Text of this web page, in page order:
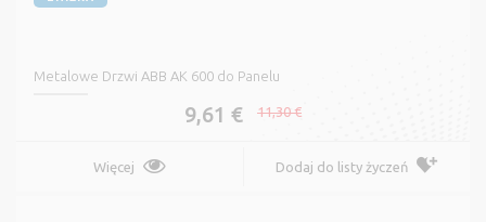
Metalowe Drzwi ABB AK 600 do Panelu
9,61 € 11,30 €
Więcej Dodaj do listy życzeń